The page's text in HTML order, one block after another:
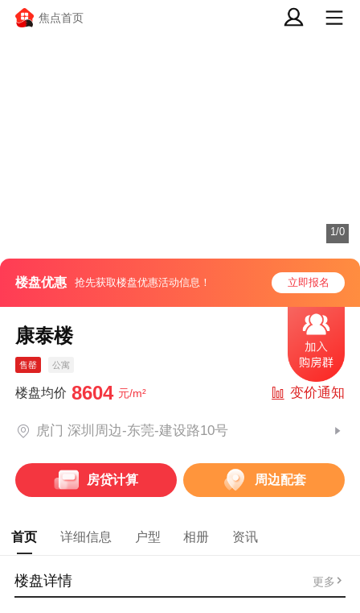
焦点首页
楼盘优惠 抢先获取楼盘优惠活动信息！ 立即报名
1/0
康泰楼
售罄 公寓
楼盘均价 8604 元/m² 变价通知
虎门 深圳周边-东莞-建设路10号
房贷计算 周边配套
首页 详细信息 户型 相册 资讯
楼盘详情 更多